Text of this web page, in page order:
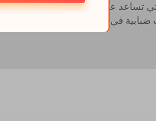
تساعد على نمو الطحالب التي
في الجسم المائي مما يجعل